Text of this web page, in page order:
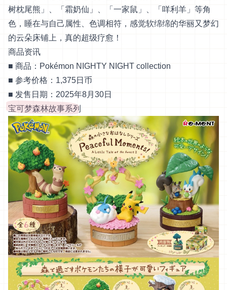
树枕尾熊」、「霜奶仙」、「一家鼠」、「咩利羊」等角
色，睡在与自己属性、色调相符，感觉软绵绵的华丽又梦幻
的云朵床铺上，真的超级疗愈！
商品资讯
■ 商品：Pokémon NIGHTY NIGHT collection
■ 参考价格：1,375日币
■ 发售日期：2025年8月30日
宝可梦森林故事系列